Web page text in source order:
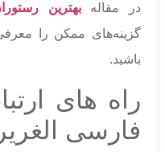
در مقالهبهترین
گزینه‌های ممکن را
باشید.
راه های
فارسی الغریر